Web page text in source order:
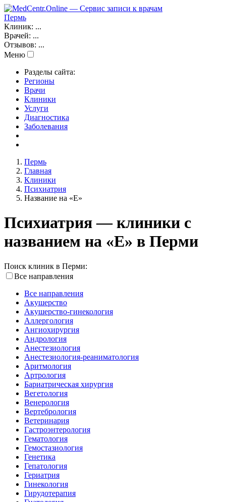
Пермь
Клиник: ...
Врачей: ...
Отзывов: ...
Меню
Разделы сайта:
Регионы
Врачи
Клиники
Услуги
Диагностика
Заболевания
Пермь
Главная
Клиники
Психиатрия
Название на «E»
Психиатрия — клиники с
названием на «E» в Перми
Поиск клиник в Перми:
Все направления
Все направления
Акушерство
Акушерство-гинекология
Аллергология
Ангиохирургия
Андрология
Анестезиология
Анестезиология-реаниматология
Аритмология
Артрология
Бариатрическая хирургия
Вегетология
Венерология
Вертебрология
Ветеринария
Гастроэнтерология
Гематология
Гемостазиология
Генетика
Гепатология
Гериатрия
Гинекология
Гирудотерапия